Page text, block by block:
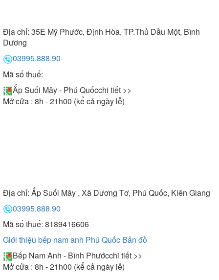
Địa chỉ: 35E Mỹ Phước, Định Hòa, TP.Thủ Dầu Một, Bình
Dương
03995.888.90
Mã số thuế:
Ấp Suối Mây - Phú Quốcchi tiết >>
Mở cửa : 8h - 21h00 (kể cả ngày lễ)
Địa chỉ: Ấp Suối Mây , Xã Dương Tơ, Phú Quốc, Kiên Giang
03995.888.90
Mã số thuế: 8189416606
Giới thiệu bếp nam anh Phú Quốc Bản đồ
Bếp Nam Anh - Bình Phướcchi tiết >>
Mở cửa : 8h - 21h00 (kể cả ngày lễ)